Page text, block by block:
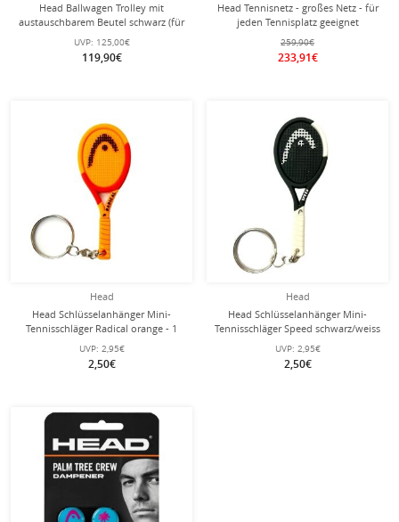
Head Ballwagen Trolley mit
austauschbarem Beutel schwarz (für
ca. 120 Tennisbälle) schwarz
UVP: 125,00€
119,90€
Head Tennisnetz - großes Netz - für
jeden Tennisplatz geeignet
259,90€
233,91€
Head
Head Schlüsselanhänger Mini-
Tennisschläger Radical orange - 1
Stück
UVP: 2,95€
2,50€
Head
Head Schlüsselanhänger Mini-
Tennisschläger Speed schwarz/weiss
- 1 Stück
UVP: 2,95€
2,50€